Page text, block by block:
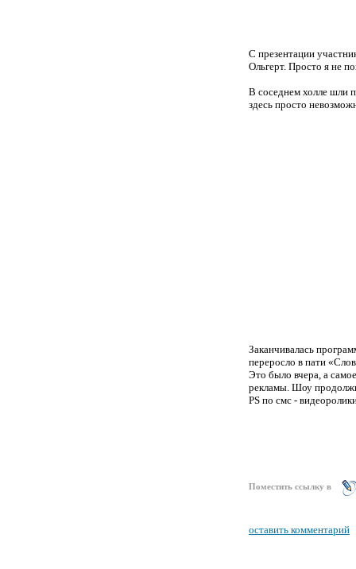
С презентации
Ольгерт. Просто я не
В соседнем холле шли
здесь просто
Заканчивалась
переросло в пати
Это было вчера, а
рекламы. Шоу
PS по смс -
Поместить ссылку в
оставить комментарий